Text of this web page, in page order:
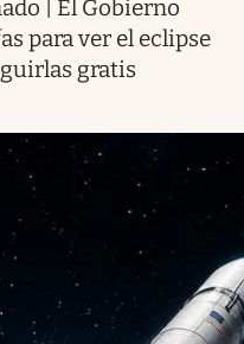
| El Gobierno
para ver el eclipse
gratis